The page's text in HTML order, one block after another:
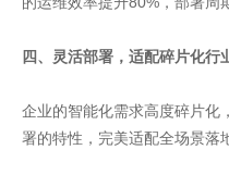
四、灵活部署，适配碎片化行
企业的智能化需求高度碎片化
署的特性，完美适配全场景落